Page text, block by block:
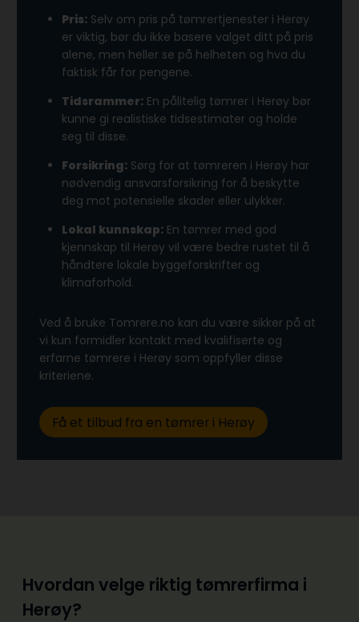
Pris: Selv om pris på tømrertjenester i Herøy
er viktig, bør du ikke basere valget ditt på pris
alene, men heller se på helheten og hva du
faktisk får for pengene.
Tidsrammer: En pålitelig tømrer i Herøy bør
kunne gi realistiske tidsestimater og holde
seg til disse.
Forsikring: Sørg for at tømreren i Herøy har
nødvendig ansvarsforsikring for å beskytte
deg mot potensielle skader eller ulykker.
Lokal kunnskap: En tømrer med god
kjennskap til Herøy vil være bedre rustet til å
håndtere lokale byggeforskrifter og
klimaforhold.
Ved å bruke Tomrere.no kan du være sikker på at
vi kun formidler kontakt med kvalifiserte og
erfarne tømrere i Herøy som oppfyller disse
kriteriene.
Få et tilbud fra en tømrer i Herøy
Hvordan velge riktig tømrerfirma i
Herøy?